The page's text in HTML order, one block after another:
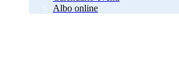
Albo online